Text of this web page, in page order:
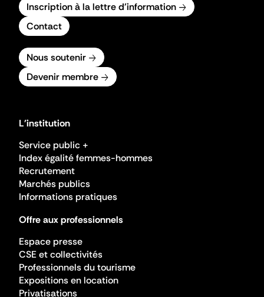
Inscription à la lettre d'information
Contact
Nous soutenir
Devenir membre
L'institution
Service public +
Index égalité femmes-hommes
Recrutement
Marchés publics
Informations pratiques
Offre aux professionnels
Espace presse
CSE et collectivités
Professionnels du tourisme
Expositions en location
Privatisations